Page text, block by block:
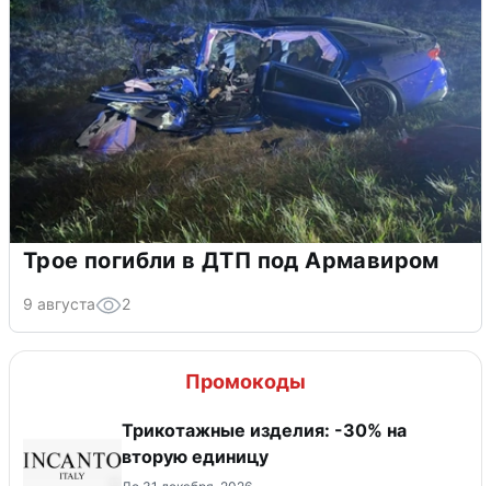
Трое погибли в ДТП под Армавиром
9 августа 2
Промокоды
Трикотажные изделия: -30% на
вторую единицу